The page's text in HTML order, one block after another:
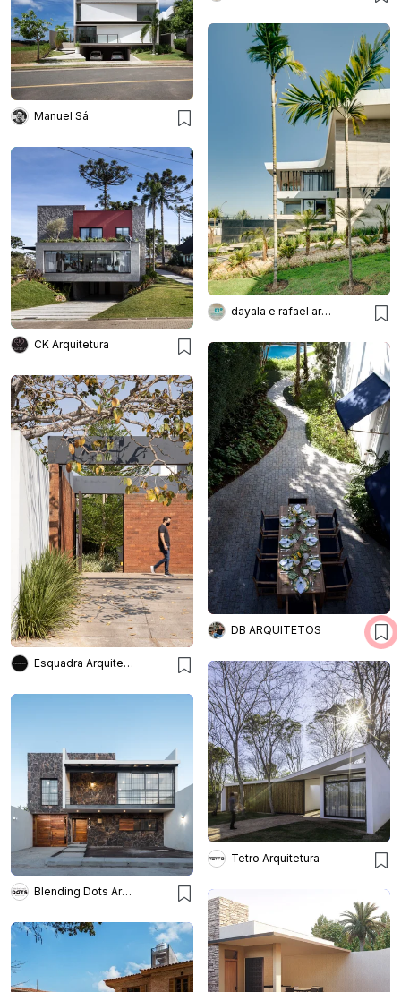
Manuel Sá
dayala e rafael arquitetos associados
CK Arquitetura
DB ARQUITETOS
Esquadra Arquitetos
Tetro Arquitetura
Blending Dots Arquitectos